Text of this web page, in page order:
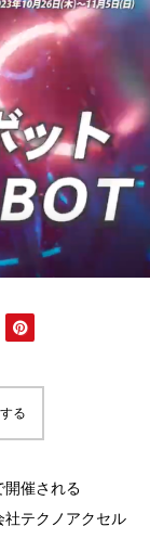
る
開催される
社テクノアクセル